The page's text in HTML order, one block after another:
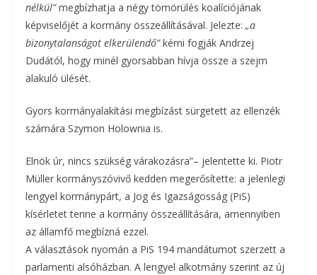
nélkül”megbízhatja a négy tömörülés koalíciójának
képviselőjét a kormány összeállításával. Jelezte: „a
bizonytalanságot elkerülendő”kérni fogják Andrzej
Dudától, hogy minél gyorsabban hívja össze a szejm
alakuló ülését.
Gyors kormányalakítási megbízást sürgetett az ellenzék
számára Szymon Holownia is.
Elnök úr, nincs szükség várakozásra”– jelentette ki. Piotr
Müller kormányszóvivő kedden megerősítette: a jelenlegi
lengyel kormánypárt, a Jog és Igazságosság (PiS)
kísérletet tenne a kormány összeállítására, amennyiben
az államfő megbízná ezzel.
A választások nyomán a PiS 194 mandátumot szerzett a
parlamenti alsóházban. A lengyel alkotmány szerint az új